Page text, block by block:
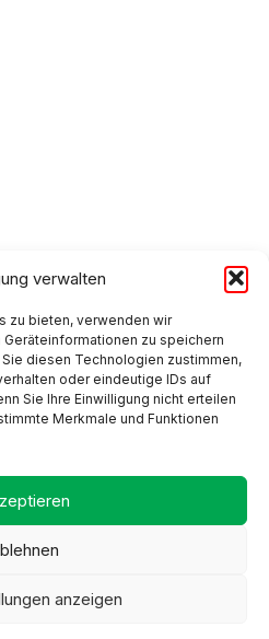
verwalten
zu bieten, verwenden wir
zu speichern
diesen Technologien zustimmen,
oder eindeutige IDs auf
Sie Ihre Einwilligung nicht erteilen
Merkmale und Funktionen
anzeigen
by Alpsware